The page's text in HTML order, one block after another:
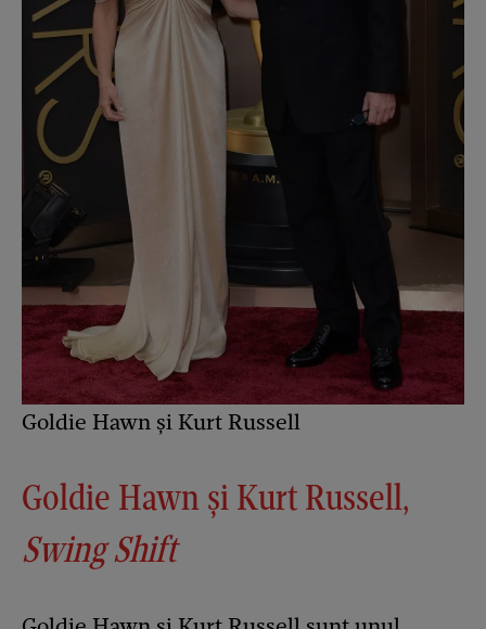
Goldie Hawn și Kurt Russell
Goldie Hawn și Kurt Russell,
Swing Shift